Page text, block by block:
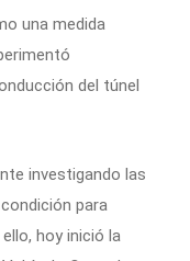
una medida
del túnel
investigando las
para
hoy inició la